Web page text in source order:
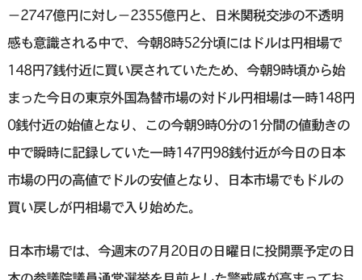
−2747億円に対し−2355億円と、日米関税交渉の不透明
感も意識される中で、今朝8時52分頃にはドルは円相場で
148円7銭付近に買い戻されていたため、今朝9時頃から始
まった今日の東京外国為替市場の対ドル円相場は一時148円
0銭付近の始値となり、この今朝9時0分の1分間の値動きの
中で瞬時に記録していた一時147円98銭付近が今日の日本
市場の円の高値でドルの安値となり、日本市場でもドルの
買い戻しが円相場で入り始めた。
日本市場では、今週末の7月20日の日曜日に投開票予定の日